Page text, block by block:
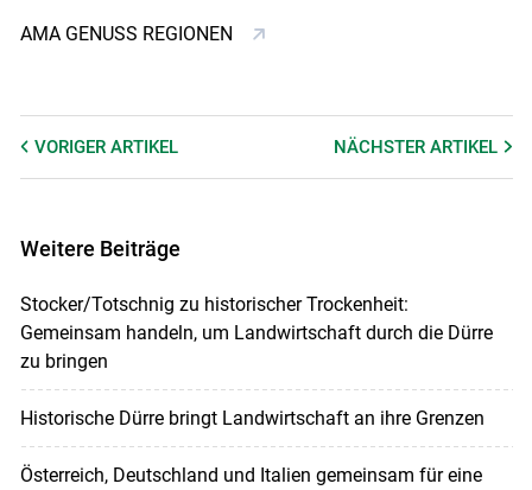
AMA GENUSS REGIONEN
VORIGER ARTIKEL NÄCHSTERARTIKEL
Weitere Beiträge
Stocker/Totschnig zu historischer Trockenheit:
Gemeinsam handeln, um Landwirtschaft durch die Dürre
zu bringen
Historische Dürre bringt Landwirtschaft an ihre Grenzen
Österreich, Deutschland und Italien gemeinsam für eine